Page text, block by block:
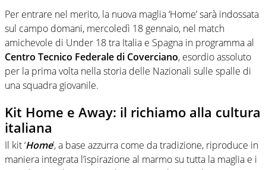
Per entrare nel merito, la nuova maglia ‘Home’ sarà indossata
sul campo domani, mercoledì 18 gennaio, nel match
amichevole di Under 18 tra Italia e Spagna in programma al
Centro Tecnico Federale di Coverciano, esordio assoluto
per la prima volta nella storia delle Nazionali sulle spalle di
una squadra giovanile.
Kit Home e Away: il richiamo alla cultura
italiana
Il kit ‘Home’, a base azzurra come da tradizione, riproduce in
maniera integrata l’ispirazione al marmo su tutta la maglia e i